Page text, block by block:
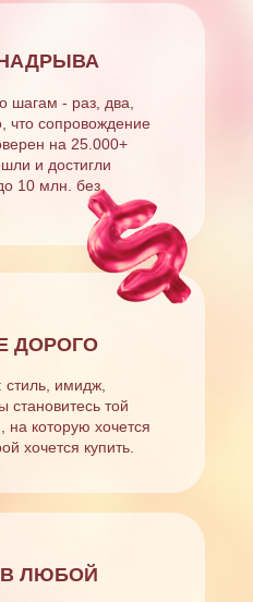
В ЛЮБОЙ
ДОРОГО
шагам - раз, два,
что сопровождение
на 25.000+
и достигли
10 млн. без
стиль, имидж,
той
которую хочется
хочется купить.